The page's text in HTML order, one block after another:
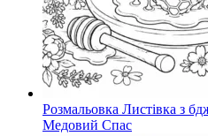
Розмальовка Листівка з
Медовий Спас